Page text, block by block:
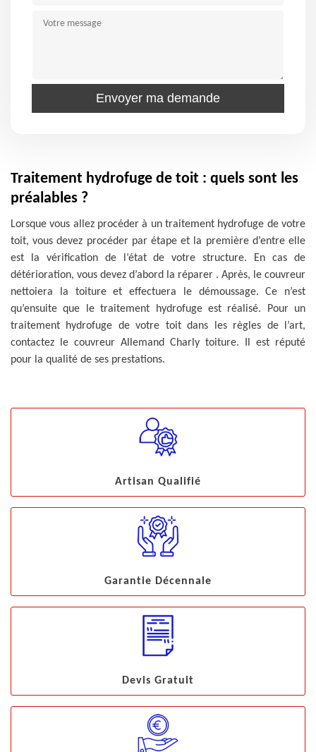
Traitement hydrofuge de toit : quels sont les
préalables ?
Lorsque vous allez procéder à un traitement hydrofuge de votre
toit, vous devez procéder par étape et la première d’entre elle
est la vérification de l’état de votre structure. En cas de
détérioration, vous devez d’abord la réparer . Après, le couvreur
nettoiera la toiture et effectuera le démoussage. Ce n’est
qu’ensuite que le traitement hydrofuge est réalisé. Pour un
traitement hydrofuge de votre toit dans les règles de l’art,
contactez le couvreur Allemand Charly toiture. Il est réputé
pour la qualité de ses prestations.
Artisan Qualifié
Garantie Décennale
Devis Gratuit